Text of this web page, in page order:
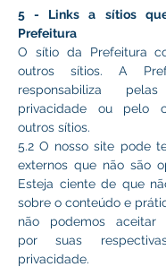
5 - Links a sítios
Prefeitura
O sítio da Prefeitura
outros sítios. A
responsabiliza
privacidade ou pelo
outros sítios.
5.2 O nosso site pode
externos que não são
Esteja ciente de que
sobre o conteúdo e
não podemos aceitar
por suas
privacidade.